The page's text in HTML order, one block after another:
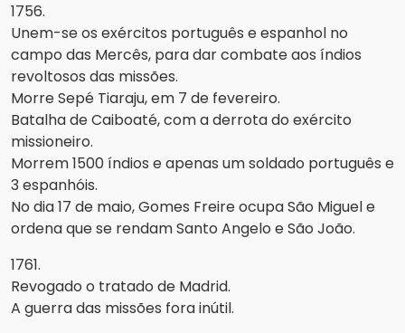
1756.
Unem-se os exércitos português e espanhol no
campo das Mercês, para dar combate aos índios
revoltosos das missões.
Morre Sepé Tiaraju, em 7 de fevereiro.
Batalha de Caiboaté, com a derrota do exército
missioneiro.
Morrem 1500 índios e apenas um soldado português e
3 espanhóis.
No dia 17 de maio, Gomes Freire ocupa São Miguel e
ordena que se rendam Santo Angelo e São João.
1761.
Revogado o tratado de Madrid.
A guerra das missões fora inútil.